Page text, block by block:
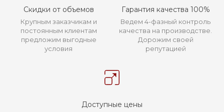
Скидки от объемов
Крупным заказчикам и
постоянным клиентам
предложим выгодные
условия
Гарантия качества 100%
Ведем 4-фазный контроль
качества на производстве.
Дорожим своей
репутацией
Доступные цены